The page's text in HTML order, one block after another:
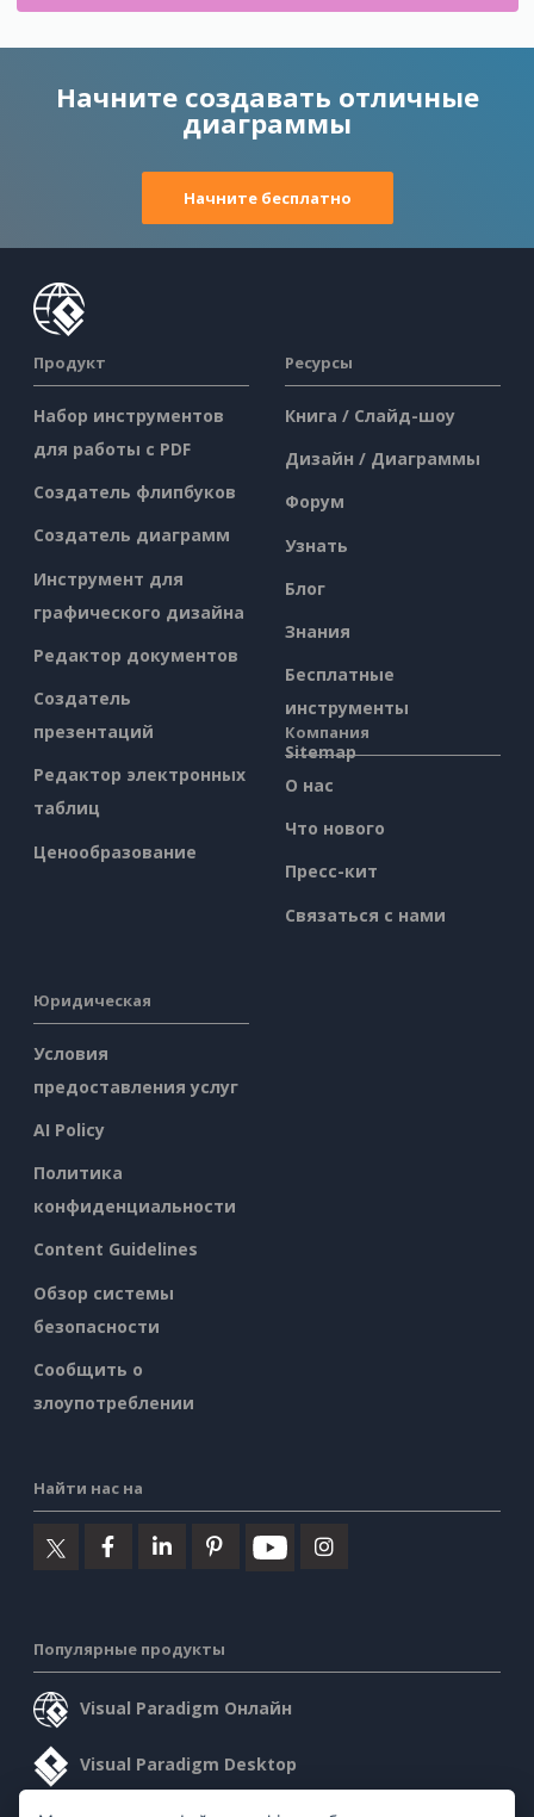
Начните создавать отличные
диаграммы
Начните бесплатно
Продукт
Набор инструментов
для работы с PDF
Создатель флипбуков
Создатель диаграмм
Инструмент для
графического дизайна
Редактор документов
Создатель
презентаций
Редактор электронных
таблиц
Ценообразование
Ресурсы
Книга / Слайд-шоу
Дизайн / Диаграммы
Форум
Узнать
Блог
Знания
Бесплатные
инструменты
Sitemap
Компания
О нас
Что нового
Пресс-кит
Связаться с нами
Юридическая
Условия
предоставления услуг
AI Policy
Политика
конфиденциальности
Content Guidelines
Обзор системы
безопасности
Сообщить о
злоупотреблении
Найти нас на
Популярные продукты
Visual Paradigm Онлайн
Visual Paradigm Desktop